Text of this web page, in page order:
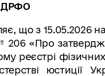
ДРФО
що з 15.05.2026
№ 206 «Про
реєстрі фізичних
юстиції